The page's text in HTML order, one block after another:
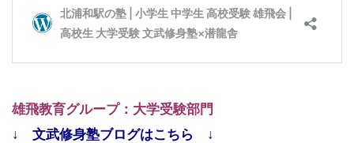
雄飛教育グループ：大学受験部門
↓ 文武修身塾ブログはこちら ↓